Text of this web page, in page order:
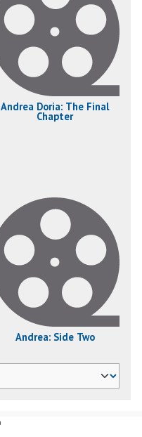
Andrea Doria: The Final
Chapter
Andrea: Side Two